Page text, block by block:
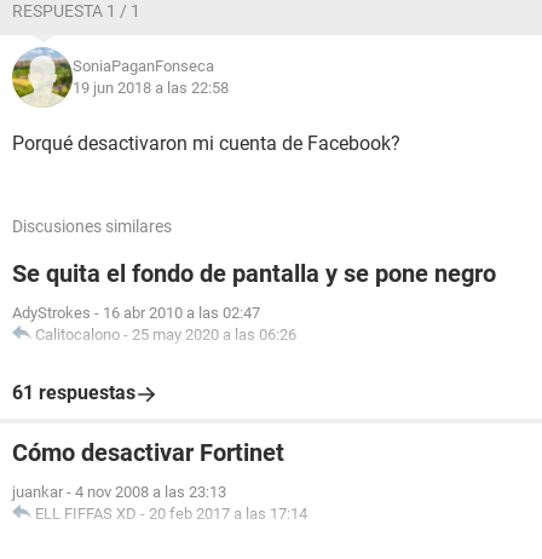
RESPUESTA 1 / 1
SoniaPaganFonseca
19 jun 2018 a las 22:58
Porqué desactivaron mi cuenta de Facebook?
Discusiones similares
Se quita el fondo de pantalla y se pone negro
AdyStrokes - 16 abr 2010 a las 02:47
Calitocalono - 25 may 2020 a las 06:26
61 respuestas
Cómo desactivar Fortinet
juankar - 4 nov 2008 a las 23:13
ELL FIFFAS XD - 20 feb 2017 a las 17:14